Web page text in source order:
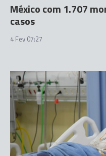
México com 1.707
casos
4 Fev 07:27